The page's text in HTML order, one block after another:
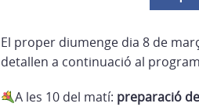
El proper diumenge dia 8 de
detallen a continuació al
A les 10 del matí: preparació